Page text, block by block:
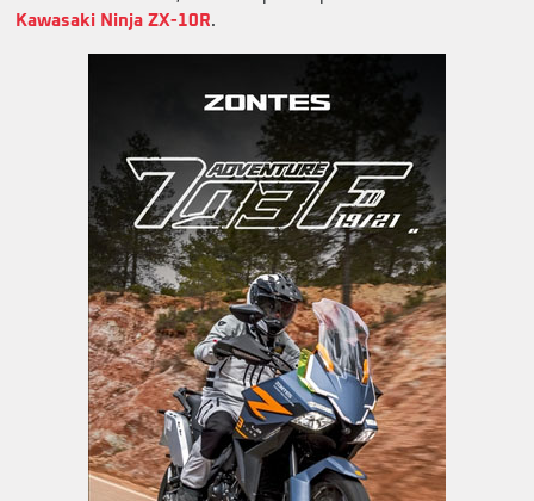
Kawasaki Ninja ZX-10R.